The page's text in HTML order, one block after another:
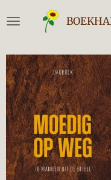
direct
de
hoofdinhoud